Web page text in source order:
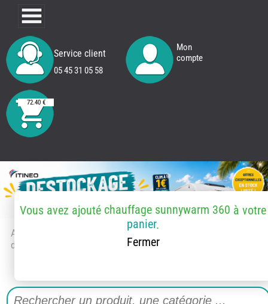
Service client
05 45 31 05 58
Mon
compte
72.40 €
Accueil
> Accessoires et pièces
détachées
Vous avez ajouté chauffage sunnywarm 360 à votre
panier.
Fermer